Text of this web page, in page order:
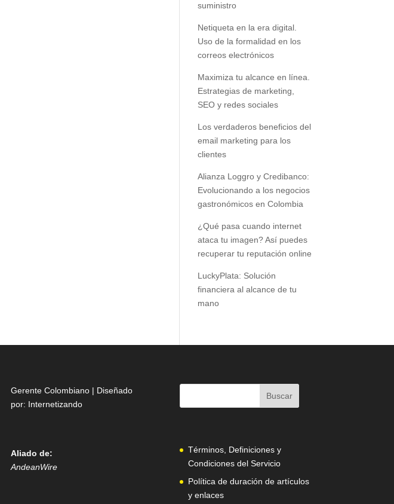
suministro
Netiqueta en la era digital.
Uso de la formalidad en los
correos electrónicos
Maximiza tu alcance en línea.
Estrategias de marketing,
SEO y redes sociales
Los verdaderos beneficios del
email marketing para los
clientes
Alianza Loggro y Credibanco:
Evolucionando a los negocios
gastronómicos en Colombia
¿Qué pasa cuando internet
ataca tu imagen? Así puedes
recuperar tu reputación online
LuckyPlata: Solución
financiera al alcance de tu
mano
Gerente Colombiano | Diseñado
por: Internetizando
Aliado de:
AndeanWire
Términos, Definiciones y
Condiciones del Servicio
Política de duración de artículos
y enlaces